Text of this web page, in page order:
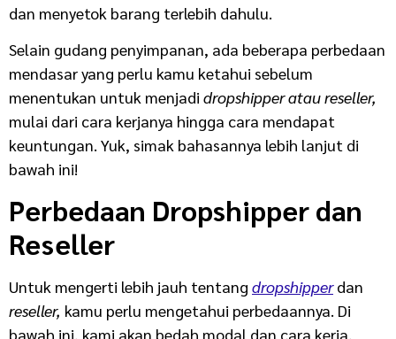
dan menyetok barang terlebih dahulu.
Selain gudang penyimpanan, ada beberapa perbedaan
mendasar yang perlu kamu ketahui sebelum
menentukan untuk menjadi dropshipper ataureseller,
mulai dari cara kerjanya hingga cara mendapat
keuntungan. Yuk, simak bahasannya lebih lanjut di
bawah ini!
Perbedaan Dropshipper dan
Reseller
Untuk mengerti lebih jauh tentang dropshipper dan
reseller, kamu perlu mengetahui perbedaannya. Di
bawah ini, kami akan bedah modal dan cara kerja,